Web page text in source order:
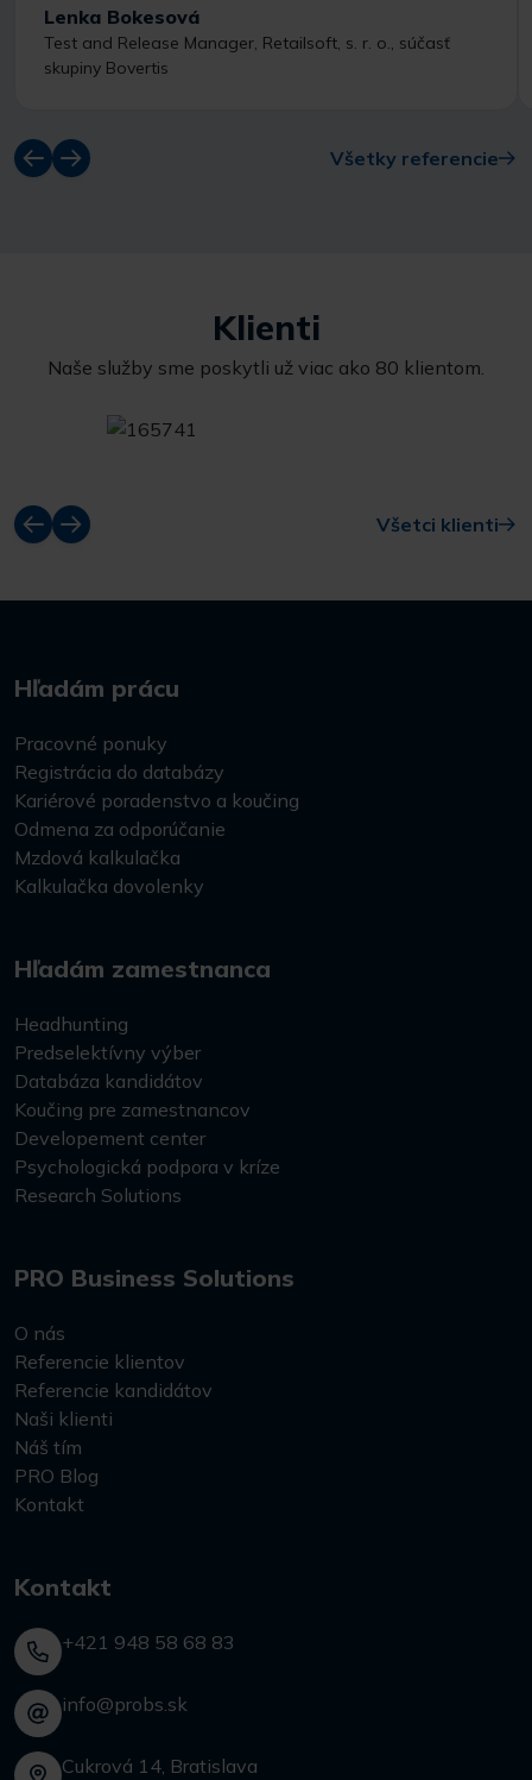
Lenka Bokesová
Test and Release Manager, Retailsoft, s. r. o., súčasť
skupiny Bovertis
Všetky referencie
Klienti
Naše služby sme poskytli už viac ako 80 klientom.
Všetci klienti
Hľadám prácu
Pracovné ponuky
Registrácia do databázy
Kariérové poradenstvo a koučing
Odmena za odporúčanie
Mzdová kalkulačka
Kalkulačka dovolenky
Hľadám zamestnanca
Headhunting
Predselektívny výber
Databáza kandidátov
Koučing pre zamestnancov
Developement center
Psychologická podpora v kríze
Research Solutions
PRO Business Solutions
O nás
Referencie klientov
Referencie kandidátov
Naši klienti
Náš tím
PRO Blog
Kontakt
Kontakt
+421 948 58 68 83
info@probs.sk
Cukrová 14, Bratislava